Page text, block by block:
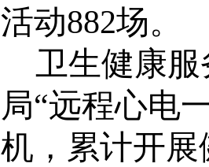
活动882场。
卫生健康服
局“远程心电
机，累计开